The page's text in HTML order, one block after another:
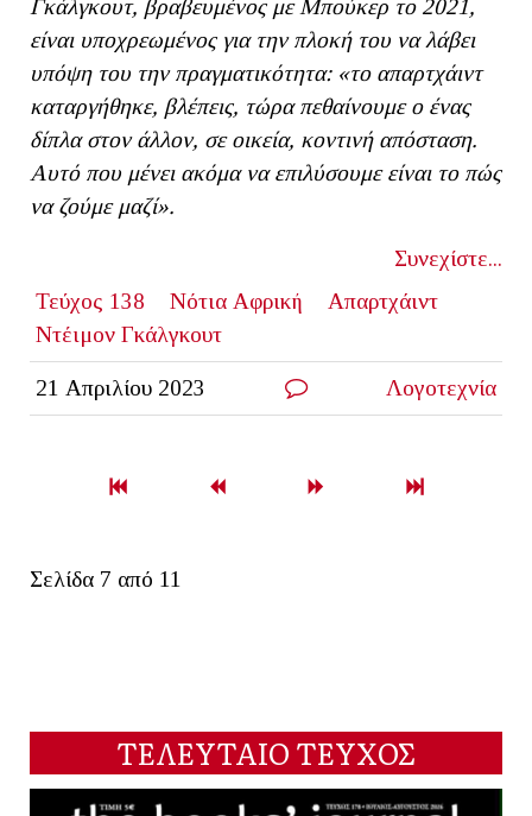
Γκάλγκουτ, βραβευμένος με Μπούκερ το 2021,
είναι υποχρεωμένος για την πλοκή του να λάβει
υπόψη του την πραγματικότητα: «το απαρτχάιντ
καταργήθηκε, βλέπεις, τώρα πεθαίνουμε ο ένας
δίπλα στον άλλον, σε οικεία, κοντινή απόσταση.
Αυτό που μένει ακόμα να επιλύσουμε είναι το πώς
να ζούμε μαζί».
Συνεχίστε...
Τεύχος 138
Νότια Αφρική
Απαρτχάιντ
Ντέιμον Γκάλγκουτ
21 Απριλίου 2023 Λογοτεχνία
Σελίδα 7 από 11
ΤΕΛΕΥΤΑΙΟ ΤΕΥΧΟΣ